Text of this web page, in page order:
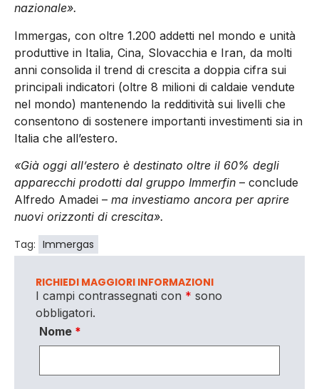
nazionale».
Immergas, con oltre 1.200 addetti nel mondo e unità
produttive in Italia, Cina, Slovacchia e Iran, da molti
anni consolida il trend di crescita a doppia cifra sui
principali indicatori (oltre 8 milioni di caldaie vendute
nel mondo) mantenendo la redditività sui livelli che
consentono di sostenere importanti investimenti sia in
Italia che all’estero.
«Già oggi all’estero è destinato oltre il 60% degli
apparecchi prodotti dal gruppo Immerfin – conclude
Alfredo Amadei – ma investiamo ancora per aprire
nuovi orizzonti di crescita».
Tag: Immergas
RICHIEDI MAGGIORI INFORMAZIONI
I campi contrassegnati con * sono
obbligatori.
Nome *